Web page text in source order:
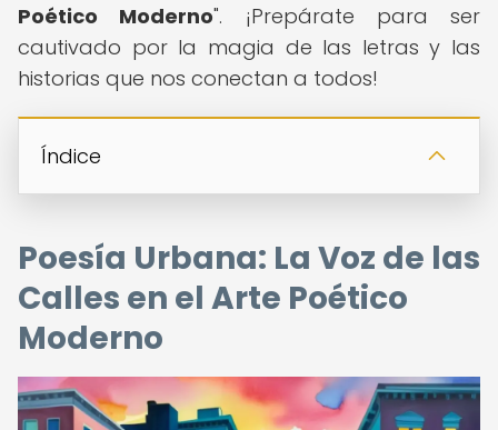
Poético Moderno". ¡Prepárate para ser
cautivado por la magia de las letras y las
historias que nos conectan a todos!
Índice
Poesía Urbana: La Voz de las
Calles en el Arte Poético
Moderno